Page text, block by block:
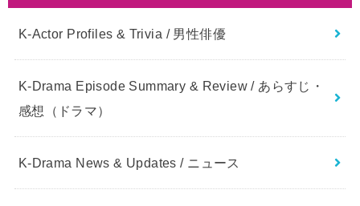
K-Actor Profiles & Trivia / 男性俳優
K-Drama Episode Summary & Review / あらすじ・
感想（ドラマ）
K-Drama News & Updates / ニュース